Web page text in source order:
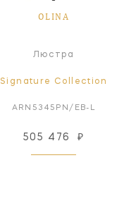
OLINA
Люстра
Signature Collection
ARN5345PN/EB-L
505 476 ₽